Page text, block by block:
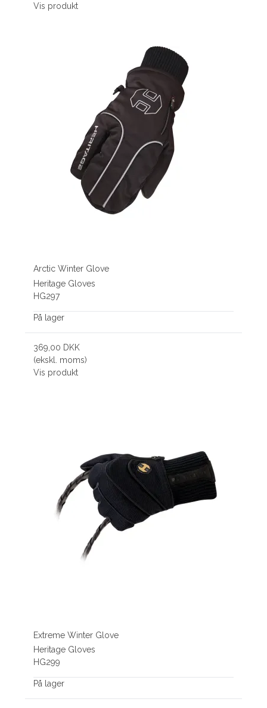
Vis produkt
Arctic Winter Glove
Heritage Gloves
HG297
På lager
369,00 DKK
(ekskl. moms)
Vis produkt
Extreme Winter Glove
Heritage Gloves
HG299
På lager